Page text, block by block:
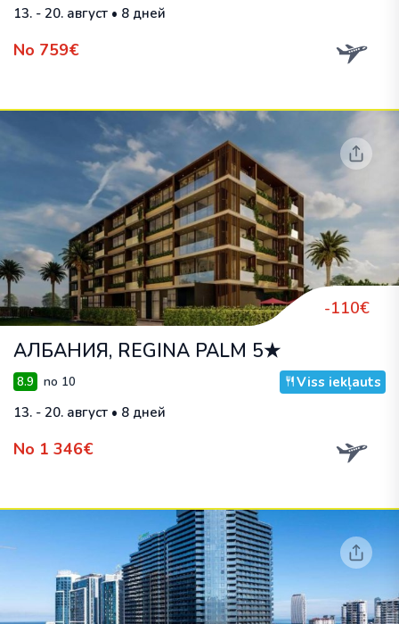
13. - 20. август • 8 дней
No 759€
-110€
АЛБАНИЯ, REGINA PALM 5★
8.9 no 10
Viss iekļauts
13. - 20. август • 8 дней
No 1 346€